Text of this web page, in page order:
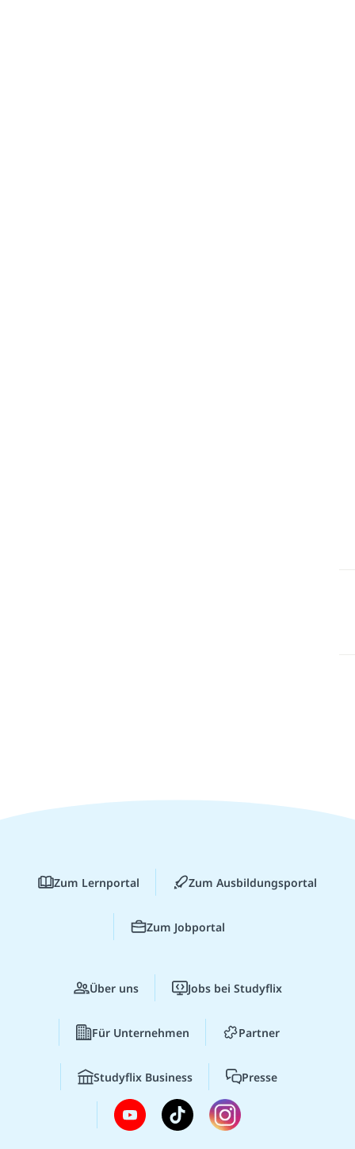
Zum Lernportal Zum Ausbildungsportal
Zum Jobportal
Über uns Jobs bei Studyflix
Für Unternehmen Partner
Studyflix Business Presse